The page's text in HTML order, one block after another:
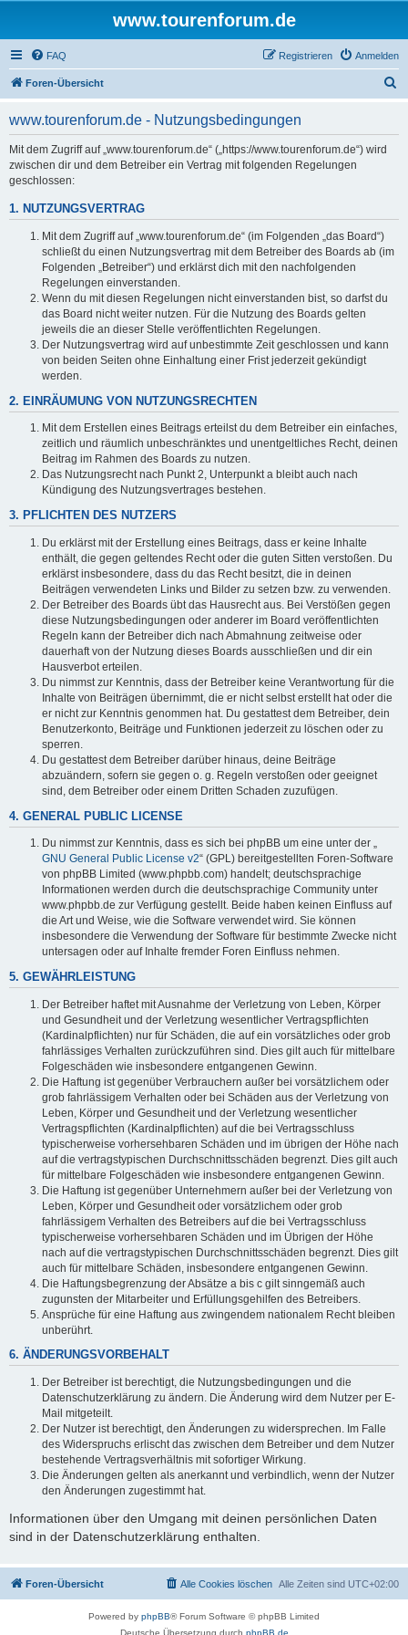
www.tourenforum.de
FAQ Anmelden
Registrieren
Foren-Übersicht
www.tourenforum.de - Nutzungsbedingungen
Mit dem Zugriff auf „www.tourenforum.de“ („https://www.tourenforum.de“) wird
zwischen dir und dem Betreiber ein Vertrag mit folgenden Regelungen
geschlossen:
1. NUTZUNGSVERTRAG
Mit dem Zugriff auf „www.tourenforum.de“ (im Folgenden „das Board“)
schließt du einen Nutzungsvertrag mit dem Betreiber des Boards ab (im
Folgenden „Betreiber“) und erklärst dich mit den nachfolgenden
Regelungen einverstanden.
Wenn du mit diesen Regelungen nicht einverstanden bist, so darfst du
das Board nicht weiter nutzen. Für die Nutzung des Boards gelten
jeweils die an dieser Stelle veröffentlichten Regelungen.
Der Nutzungsvertrag wird auf unbestimmte Zeit geschlossen und kann
von beiden Seiten ohne Einhaltung einer Frist jederzeit gekündigt
werden.
2. EINRÄUMUNG VON NUTZUNGSRECHTEN
Mit dem Erstellen eines Beitrags erteilst du dem Betreiber ein einfaches,
zeitlich und räumlich unbeschränktes und unentgeltliches Recht, deinen
Beitrag im Rahmen des Boards zu nutzen.
Das Nutzungsrecht nach Punkt 2, Unterpunkt a bleibt auch nach
Kündigung des Nutzungsvertrages bestehen.
3. PFLICHTEN DES NUTZERS
Du erklärst mit der Erstellung eines Beitrags, dass er keine Inhalte
enthält, die gegen geltendes Recht oder die guten Sitten verstoßen. Du
erklärst insbesondere, dass du das Recht besitzt, die in deinen
Beiträgen verwendeten Links und Bilder zu setzen bzw. zu verwenden.
Der Betreiber des Boards übt das Hausrecht aus. Bei Verstößen gegen
diese Nutzungsbedingungen oder anderer im Board veröffentlichten
Regeln kann der Betreiber dich nach Abmahnung zeitweise oder
dauerhaft von der Nutzung dieses Boards ausschließen und dir ein
Hausverbot erteilen.
Du nimmst zur Kenntnis, dass der Betreiber keine Verantwortung für die
Inhalte von Beiträgen übernimmt, die er nicht selbst erstellt hat oder die
er nicht zur Kenntnis genommen hat. Du gestattest dem Betreiber, dein
Benutzerkonto, Beiträge und Funktionen jederzeit zu löschen oder zu
sperren.
Du gestattest dem Betreiber darüber hinaus, deine Beiträge
abzuändern, sofern sie gegen o. g. Regeln verstoßen oder geeignet
sind, dem Betreiber oder einem Dritten Schaden zuzufügen.
4. GENERAL PUBLIC LICENSE
Du nimmst zur Kenntnis, dass es sich bei phpBB um eine unter der „
GNU General Public License v2“ (GPL) bereitgestellten Foren-Software
von phpBB Limited (www.phpbb.com) handelt; deutschsprachige
Informationen werden durch die deutschsprachige Community unter
www.phpbb.de zur Verfügung gestellt. Beide haben keinen Einfluss auf
die Art und Weise, wie die Software verwendet wird. Sie können
insbesondere die Verwendung der Software für bestimmte Zwecke nicht
untersagen oder auf Inhalte fremder Foren Einfluss nehmen.
5. GEWÄHRLEISTUNG
Der Betreiber haftet mit Ausnahme der Verletzung von Leben, Körper
und Gesundheit und der Verletzung wesentlicher Vertragspflichten
(Kardinalpflichten) nur für Schäden, die auf ein vorsätzliches oder grob
fahrlässiges Verhalten zurückzuführen sind. Dies gilt auch für mittelbare
Folgeschäden wie insbesondere entgangenen Gewinn.
Die Haftung ist gegenüber Verbrauchern außer bei vorsätzlichem oder
grob fahrlässigem Verhalten oder bei Schäden aus der Verletzung von
Leben, Körper und Gesundheit und der Verletzung wesentlicher
Vertragspflichten (Kardinalpflichten) auf die bei Vertragsschluss
typischerweise vorhersehbaren Schäden und im übrigen der Höhe nach
auf die vertragstypischen Durchschnittsschäden begrenzt. Dies gilt auch
für mittelbare Folgeschäden wie insbesondere entgangenen Gewinn.
Die Haftung ist gegenüber Unternehmern außer bei der Verletzung von
Leben, Körper und Gesundheit oder vorsätzlichem oder grob
fahrlässigem Verhalten des Betreibers auf die bei Vertragsschluss
typischerweise vorhersehbaren Schäden und im Übrigen der Höhe
nach auf die vertragstypischen Durchschnittsschäden begrenzt. Dies gilt
auch für mittelbare Schäden, insbesondere entgangenen Gewinn.
Die Haftungsbegrenzung der Absätze a bis c gilt sinngemäß auch
zugunsten der Mitarbeiter und Erfüllungsgehilfen des Betreibers.
Ansprüche für eine Haftung aus zwingendem nationalem Recht bleiben
unberührt.
6. ÄNDERUNGSVORBEHALT
Der Betreiber ist berechtigt, die Nutzungsbedingungen und die
Datenschutzerklärung zu ändern. Die Änderung wird dem Nutzer per E-
Mail mitgeteilt.
Der Nutzer ist berechtigt, den Änderungen zu widersprechen. Im Falle
des Widerspruchs erlischt das zwischen dem Betreiber und dem Nutzer
bestehende Vertragsverhältnis mit sofortiger Wirkung.
Die Änderungen gelten als anerkannt und verbindlich, wenn der Nutzer
den Änderungen zugestimmt hat.
Informationen über den Umgang mit deinen persönlichen Daten
sind in der Datenschutzerklärung enthalten.
Foren-Übersicht Alle Zeiten sind UTC+02:00
Alle Cookies löschen
Powered by phpBB® Forum Software © phpBB Limited
Deutsche Übersetzung durch phpBB.de